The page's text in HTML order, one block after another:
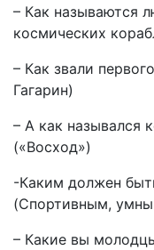
– Как называются
космических
– Как звали
Гагарин)
– А как назывался
(«Восход»)
-Каким должен
(Спортивным,
– Какие вы